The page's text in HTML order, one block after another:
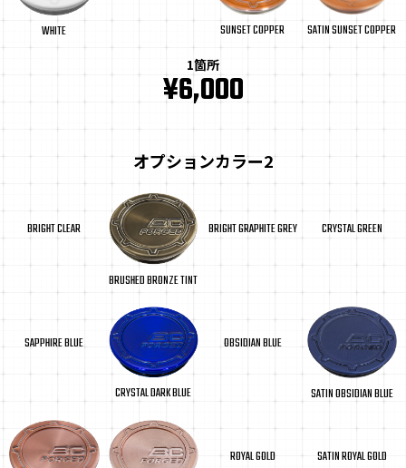
WHITE SUNSET COPPER
SATIN SUNSET COPPER
1箇所
¥6,000
オプションカラー2
BRIGHT CLEAR
BRUSHED BRONZE TINT
BRIGHT GRAPHITE GREY CRYSTAL GREEN
SAPPHIRE BLUE
CRYSTAL DARK BLUE
OBSIDIAN BLUE
SATIN OBSIDIAN BLUE
ROYAL GOLD SATIN ROYAL GOLD